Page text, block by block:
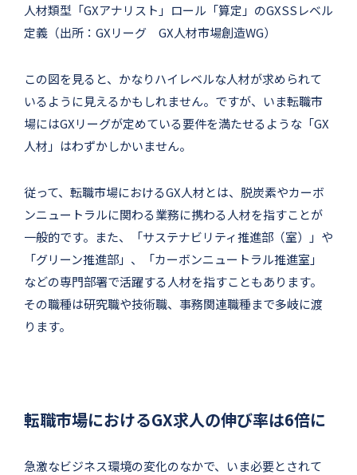
人材類型「GXアナリスト」ロール「算定」のGXSSレベル
定義（出所：GXリーグ GX人材市場創造WG）
この図を見ると、かなりハイレベルな人材が求められて
いるように見えるかもしれません。ですが、いま転職市
場にはGXリーグが定めている要件を満たせるような「GX
人材」はわずかしかいません。
従って、転職市場におけるGX人材とは、脱炭素やカーボ
ンニュートラルに関わる業務に携わる人材を指すことが
一般的です。また、「サステナビリティ推進部（室）」や
「グリーン推進部」、「カーボンニュートラル推進室」
などの専門部署で活躍する人材を指すこともあります。
その職種は研究職や技術職、事務関連職種まで多岐に渡
ります。
転職市場におけるGX求人の伸び率は6倍に
急激なビジネス環境の変化のなかで、いま必要とされて